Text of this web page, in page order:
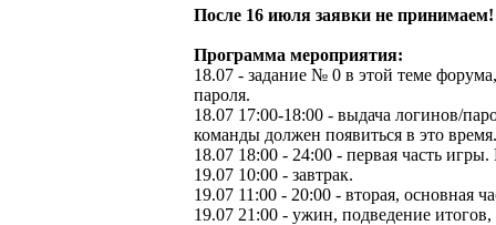
После 16 июля заявки не принимаем!
Программа мероприятия:
18.07 - задание № 0 в этой теме
пароля.
18.07 17:00-18:00 - выдача логинов/
команды должен появиться в это
18.07 18:00 - 24:00 - первая часть
19.07 10:00 - завтрак.
19.07 11:00 - 20:00 - вторая, основная
19.07 21:00 - ужин, подведение